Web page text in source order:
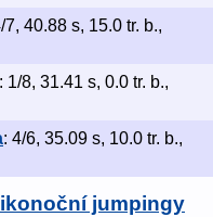
7, 40.88 s, 15.0 tr. b.,
: 1/8, 31.41 s, 0.0 tr. b.,
: 4/6, 35.09 s, 10.0 tr. b.,
jumpingy